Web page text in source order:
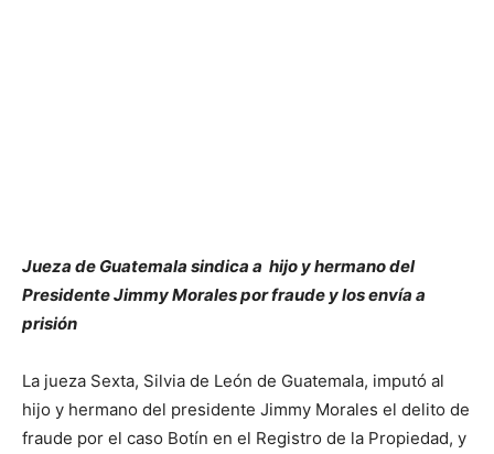
Jueza de Guatemala sindica a hijo y hermano del
Presidente Jimmy Morales por fraude y los envía a
prisión
La jueza Sexta, Silvia de León de Guatemala, imputó al
hijo y hermano del presidente Jimmy Morales el delito de
fraude por el caso Botín en el Registro de la Propiedad, y